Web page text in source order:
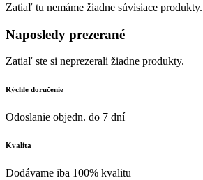
Zatiaľ tu nemáme žiadne súvisiace produkty.
Naposledy prezerané
Zatiaľ ste si neprezerali žiadne produkty.
Rýchle doručenie
Odoslanie objedn. do 7 dní
Kvalita
Dodávame iba 100% kvalitu